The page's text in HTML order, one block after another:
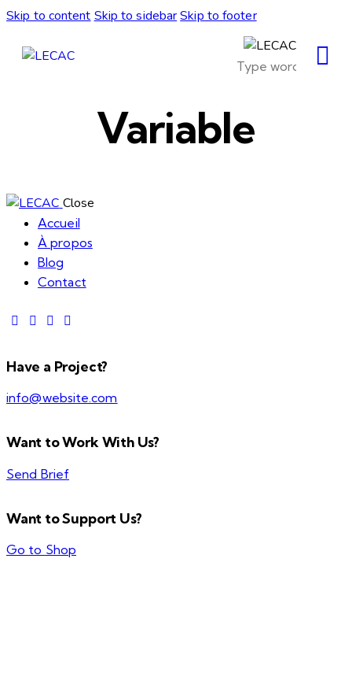
Skip to content Skip to sidebarSkip to footer
Variable
Close
Accueil
À propos
Blog
Contact
Have a Project?
info@website.com
Want to Work With Us?
Send Brief
Want to Support Us?
Go to Shop